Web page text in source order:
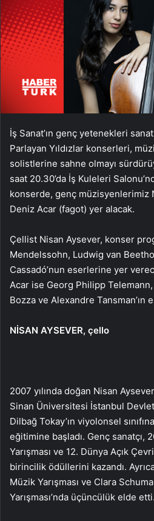
İş Sanat’ın genç yetenekleri
Parlayan Yıldızlar konserleri,
solistlerine sahne olmayı
saat 20.30’da İş Kuleleri
konserde, genç müzisyenlerimiz
Deniz Acar (fagot) yer alacak.
Çellist Nisan Aysever, konser
Mendelssohn, Ludwig van
Cassadó’nun eserlerine yer
Acar ise Georg Philipp
Bozza ve Alexandre Tansman’ın
NİSAN AYSEVER, çello
2007 yılında doğan Nisan
Sinan Üniversitesi İstanbul Devlet
Dilbağ Tokay’ın viyolonsel
eğitimine başladı. Genç sanatçı,
Yarışması ve 12. Dünya Açık
birincilik ödüllerini kazandı.
Müzik Yarışması ve Clara
Yarışması’nda üçüncülük elde etti.